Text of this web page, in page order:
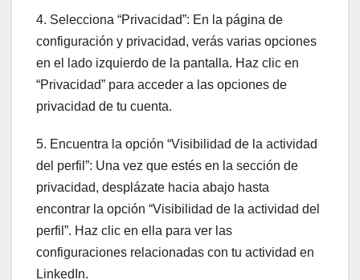
4. Selecciona “Privacidad”: En la página de
configuración y privacidad, verás varias opciones
en el lado izquierdo de la pantalla. Haz clic en
“Privacidad” para acceder a las opciones de
privacidad de tu cuenta.
5. Encuentra la opción “Visibilidad de la actividad
del perfil”: Una vez que estés en la sección de
privacidad, desplázate hacia abajo hasta
encontrar la opción “Visibilidad de la actividad del
perfil”. Haz clic en ella para ver las
configuraciones relacionadas con tu actividad en
LinkedIn.